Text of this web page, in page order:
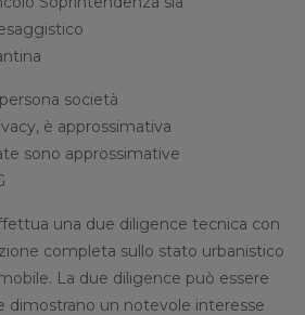
società
è approssimativa
sono approssimative
una due diligence tecnica con
completa sullo stato urbanistico
La due diligence può essere
dimostrano un notevole interesse